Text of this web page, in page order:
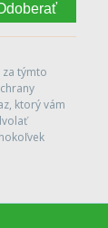
týmto
ktorý vám